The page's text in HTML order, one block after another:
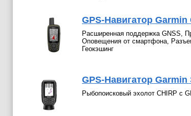
GPS-Навигатор Garmin
Расширенная поддержка GNSS,
Оповещения от смартфона,
Геокэшинг
GPS-Навигатор
Рыбопоисковый эхолот CHIRP с